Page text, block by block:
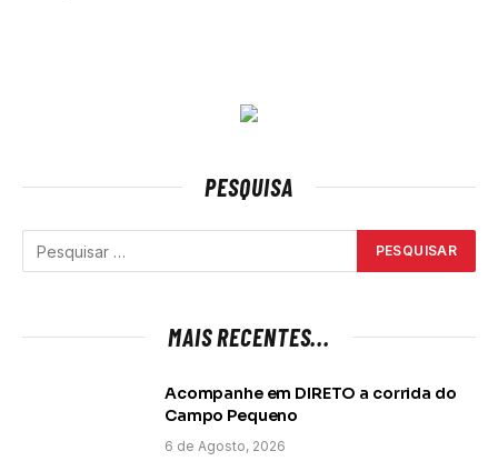
PESQUISA
MAIS RECENTES...
Acompanhe em DIRETO a corrida do
Campo Pequeno
6 de Agosto, 2026